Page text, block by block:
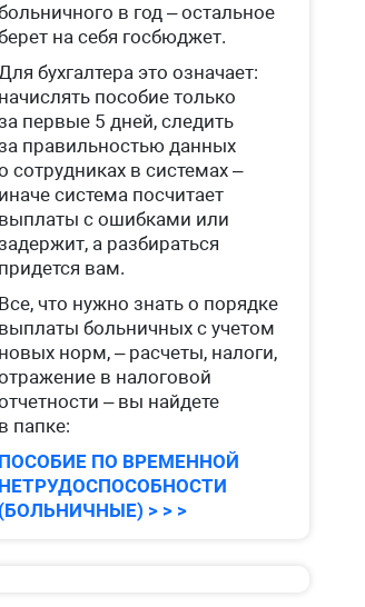
в год – остальное
на себя госбюджет.
бухгалтера это означает:
начислять пособие только
первые 5 дней, следить
правильностью данных
сотрудниках в системах –
иначе система посчитает
выплаты с ошибками или
а разбираться
придется вам.
Все, что нужно знать о порядке
выплаты больничных с учетом
новых норм, – расчеты, налоги,
в налоговой
– вы найдете
в папке:
ПОСОБИЕ ПО ВРЕМЕННОЙ
НЕТРУДОСПОСОБНОСТИ
(БОЛЬНИЧНЫЕ) > > >